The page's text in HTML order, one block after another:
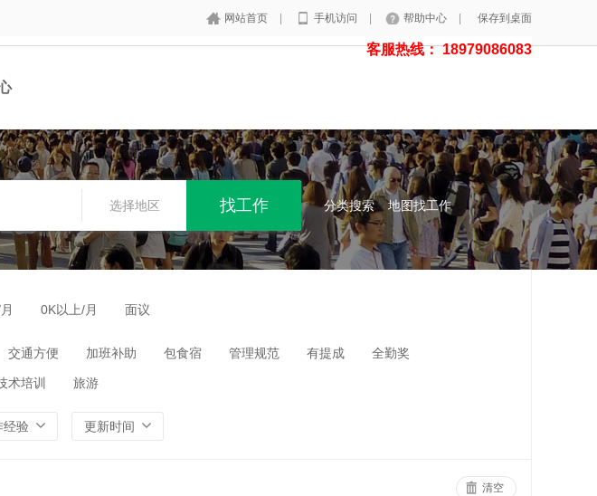
网站首页 手机访问 帮助中心 保存到桌面
客服热线： 18979086083
选择地区 分类搜索 地图找工作
0K以上/月 面议
交通方便 加班补助 包食宿 管理规范 有提成 全勤奖
术培训 旅游
经验 更新时间
清空